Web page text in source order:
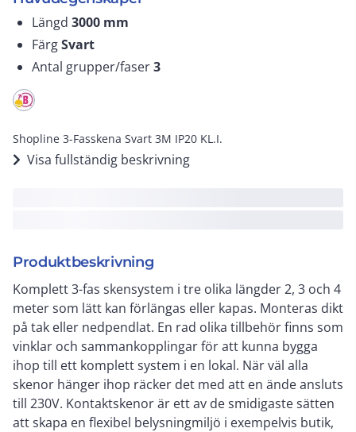
Längd 3000 mm
FärgSvart
Antal grupper/faser3
Shopline 3-Fasskena Svart 3M IP20 KL.I.
Visa fullständig beskrivning
Produktbeskrivning
Komplett 3-fas skensystem i tre olika längder 2, 3 och 4
meter som lätt kan förlängas eller kapas. Monteras dikt
på tak eller nedpendlat. En rad olika tillbehör finns som
vinklar och sammankopplingar för att kunna bygga
ihop till ett komplett system i en lokal. När väl alla
skenor hänger ihop räcker det med att en ände ansluts
till 230V. Kontaktskenor är ett av de smidigaste sätten
att skapa en flexibel belysningmiljö i exempelvis butik,